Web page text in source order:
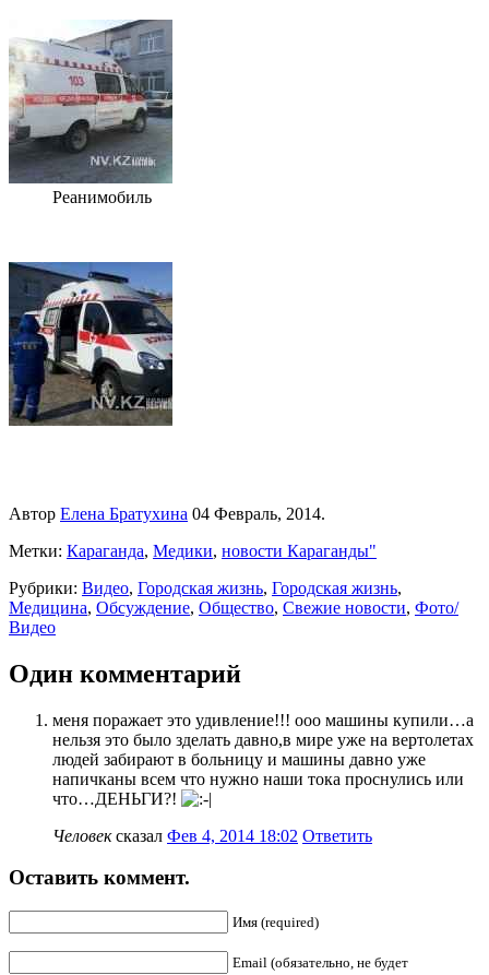
Реанимобиль
Автор Елена Братухина 04 Февраль, 2014.
Метки: Караганда, Медики, новости Караганды"
Рубрики: Видео, Городская жизнь, Городская жизнь,
Медицина, Обсуждение, Общество, Свежие новости, Фото/
Видео
Один комментарий
меня поражает это удивление!!! ооо машины купили…а
нельзя это было зделать давно,в мире уже на вертолетах
людей забирают в больницу и машины давно уже
напичканы всем что нужно наши тока проснулись или
что…ДЕНЬГИ?!
Человексказал Фев 4, 2014 18:02 Ответить
Оставить коммент.
Имя (required)
Email (обязательно, не будет